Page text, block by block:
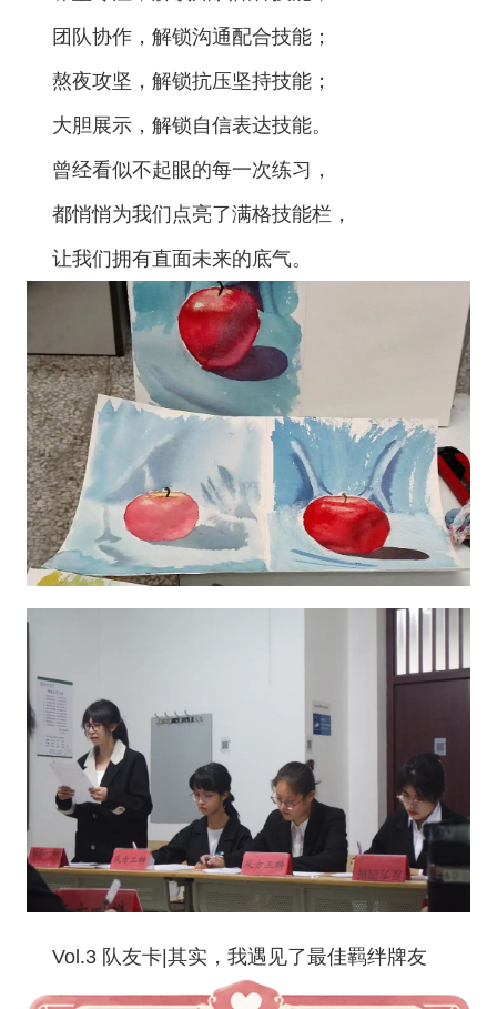
团队协作，解锁沟通配合技能；
熬夜攻坚，解锁抗压坚持技能；
大胆展示，解锁自信表达技能。
曾经看似不起眼的每一次练习，
都悄悄为我们点亮了满格技能栏，
让我们拥有直面未来的底气。
Vol.3 队友卡 |其实，我遇见了最佳羁绊牌友